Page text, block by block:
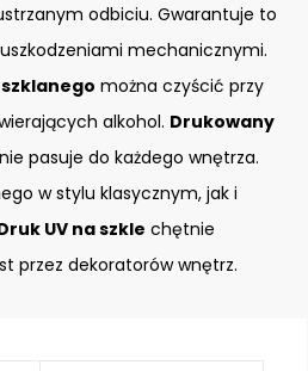
odbiciu. Gwarantuje to
mechanicznymi.
można czyścić przy
alkohol. Drukowany
pasuje do każdego wnętrza.
w stylu klasycznym, jak i
UV na szkle chętnie
przez dekoratorów wnętrz.